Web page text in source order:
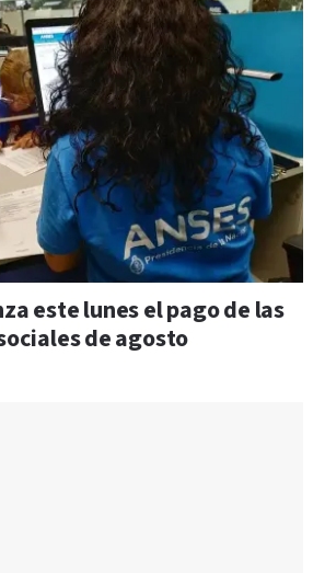
este lunes el pago de las
de agosto